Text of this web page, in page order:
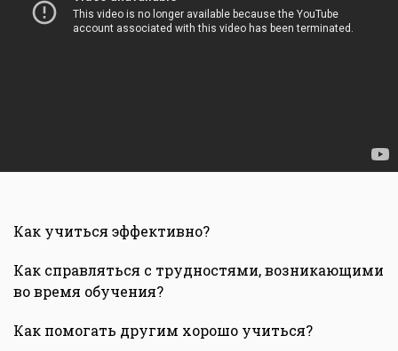
Как учиться эффективно?
Как справляться с трудностями, возникающими
во время обучения?
Как помогать другим хорошо учиться?